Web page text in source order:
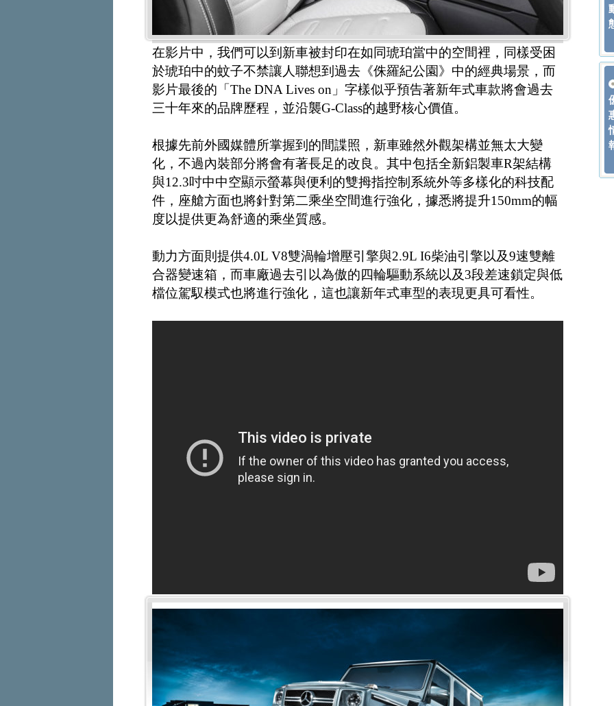
在影片中，我們可以到新車被封印在如同琥珀當中的空間裡，同樣受困
於琥珀中的蚊子不禁讓人聯想到過去《侏羅紀公園》中的經典場景，而
影片最後的「The DNA Lives on」字樣似乎預告著新年式車款將會過去
三十年來的品牌歷程，並沿襲G-Class的越野核心價值。
根據先前外國媒體所掌握到的間諜照，新車雖然外觀架構並無太大變
化，不過內裝部分將會有著長足的改良。其中包括全新鋁製車R架結構
與12.3吋中中空顯示螢幕與便利的雙拇指控制系統外等多樣化的科技配
件，座艙方面也將針對第二乘坐空間進行強化，據悉將提升150mm的幅
度以提供更為舒適的乘坐質感。
動力方面則提供4.0L V8雙渦輪增壓引擎與2.9L I6柴油引擎以及9速雙離
合器變速箱，而車廠過去引以為傲的四輪驅動系統以及3段差速鎖定與低
檔位駕馭模式也將進行強化，這也讓新年式車型的表現更具可看性。